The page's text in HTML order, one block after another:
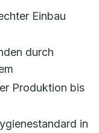
Einbau
durch
Produktion bis
in